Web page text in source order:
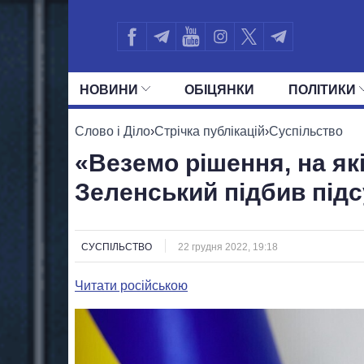
НОВИНИ ОБIЦЯНКИ ПОЛIТИКИ
УСІ ПОЛІТИКИ ПРЕЗИДЕНТ І ОФІС
Слово і Діло›Стрічка публікацій›Суспільство
«Веземо рішення, на
Зеленський підбив
СУСПІЛЬСТВО 22 грудня 2022, 19:18
Читати російською